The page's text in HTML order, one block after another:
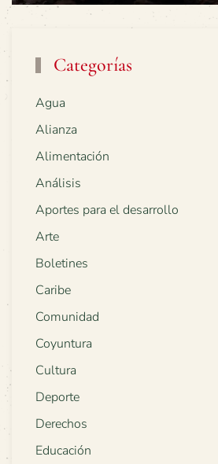
Categorías
Agua
Alianza
Alimentación
Análisis
Aportes para el desarrollo
Arte
Boletines
Caribe
Comunidad
Coyuntura
Cultura
Deporte
Derechos
Educación